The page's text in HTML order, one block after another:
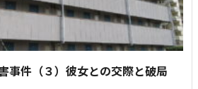
事件（３）彼女との交際と破局